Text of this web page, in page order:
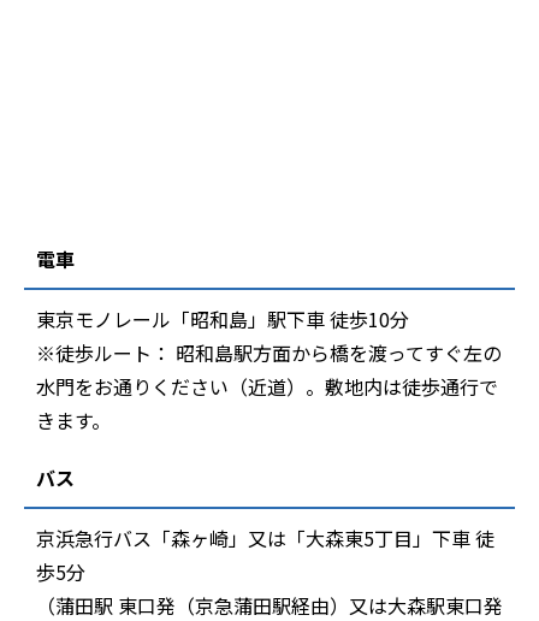
電車
東京モノレール「昭和島」駅下車 徒歩10分
※徒歩ルート： 昭和島駅方面から橋を渡ってすぐ左の
水門をお通りください（近道）。敷地内は徒歩通行で
きます。
バス
京浜急行バス「森ヶ崎」又は「大森東5丁目」下車 徒
歩5分
（蒲田駅 東口発（京急蒲田駅経由）又は大森駅東口発